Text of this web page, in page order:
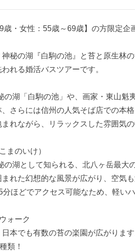
歳・女性：55歳～69歳】の方限定企
秘の湖『白駒の池』と苔と原生林
れる婚活バスツアーです。
の湖「白駒の池」や、画家・東山魁
さらには信州の人気そば店での本格
まれながら、リラックスした雰囲気
まのいけ）
の湖として知られる、北八ヶ岳最大
れた幻想的な風景が広がり、空気
ほどでアクセス可能なため、軽い
ォーク
本でも有数の苔の楽園が広がります
類！